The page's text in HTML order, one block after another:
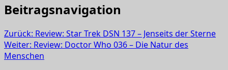
Beitragsnavigation
Zurück: Review: Star Trek DSN 137 – Jenseits der Sterne
Weiter: Review: Doctor Who 036 – Die Natur des
Menschen